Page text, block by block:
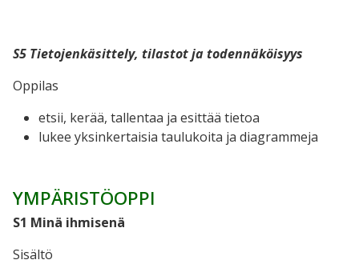
S5 Tietojenkäsittely, tilastot ja todennäköisyys
Oppilas
etsii, kerää, tallentaa ja esittää tietoa
lukee yksinkertaisia taulukoita ja diagrammeja
YMPÄRISTÖOPPI
S1 Minä ihmisenä
Sisältö